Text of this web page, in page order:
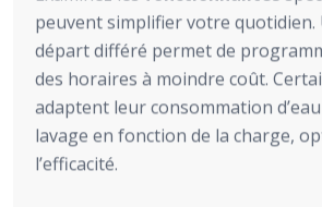
peuvent simplifier votre quotidien.
départ différé permet de
des horaires à moindre coût.
adaptent leur consommation
lavage en fonction de la charge,
l’efficacité.